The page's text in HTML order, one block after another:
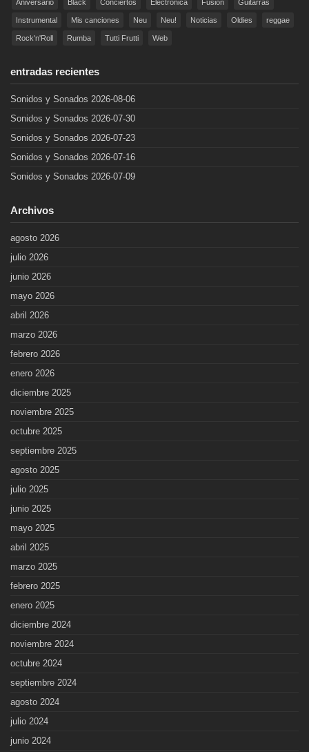
Aniversario Black Conciertos Electronica Fusion Guitarras
Instrumental Mis canciones Neu Neu! Noticias Oldies reggae
Rock'n'Roll Rumba Tutti Frutti Web
entradas recientes
Sonidos y Sonados 2026-08-06
Sonidos y Sonados 2026-07-30
Sonidos y Sonados 2026-07-23
Sonidos y Sonados 2026-07-16
Sonidos y Sonados 2026-07-09
Archivos
agosto 2026
julio 2026
junio 2026
mayo 2026
abril 2026
marzo 2026
febrero 2026
enero 2026
diciembre 2025
noviembre 2025
octubre 2025
septiembre 2025
agosto 2025
julio 2025
junio 2025
mayo 2025
abril 2025
marzo 2025
febrero 2025
enero 2025
diciembre 2024
noviembre 2024
octubre 2024
septiembre 2024
agosto 2024
julio 2024
junio 2024